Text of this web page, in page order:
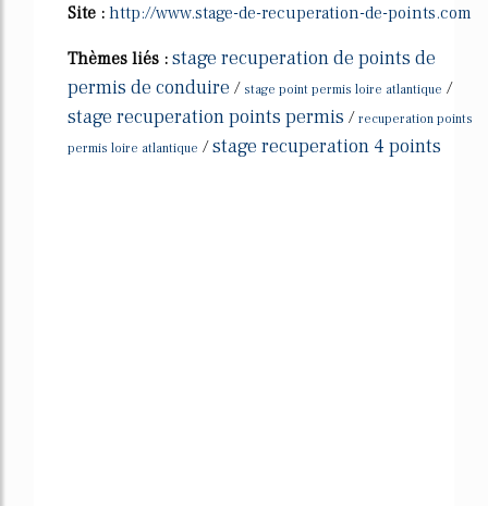
Site : http://www.stage-de-recuperation-de-points.com
Thèmes liés : stage recuperation de points de
permis de conduire / stage point permis loire atlantique /
stage recuperation points permis / recuperation points
permis loire atlantique /stage recuperation 4 points